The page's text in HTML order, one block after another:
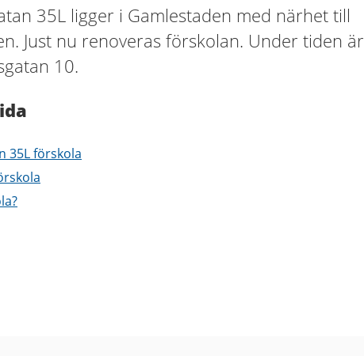
35L ligger i Gamlestaden med närhet till
Just nu renoveras förskolan. Under tiden är
10.
35L förskola